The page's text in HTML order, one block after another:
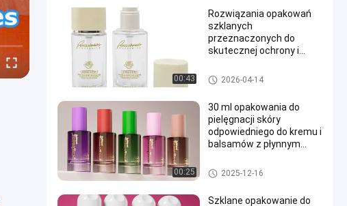
00:43
Rozwiązania opakowań
szklanych
przeznaczonych do
skutecznej ochrony i
serum i produktów
kosmetycznych
Butelki z płynnym podkładem
2026-04-14
00:25
30 ml opakowania do
pielęgnacji skóry
odpowiedniego do kremu i
balsamów z płynnym
serumowym,
wyposażonego w trwałe
Butelki z płynnym podkładem
2025-12-16
Szklane opakowanie do